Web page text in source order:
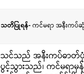
သတိပြုရန်-ကင်မရာ အနီးကပ်ဆုံခ
သင်သည် အနီးကပ်ဓာတ်ပုံ
ပွင့်သွားသည်၊ ကင်မရာမှ